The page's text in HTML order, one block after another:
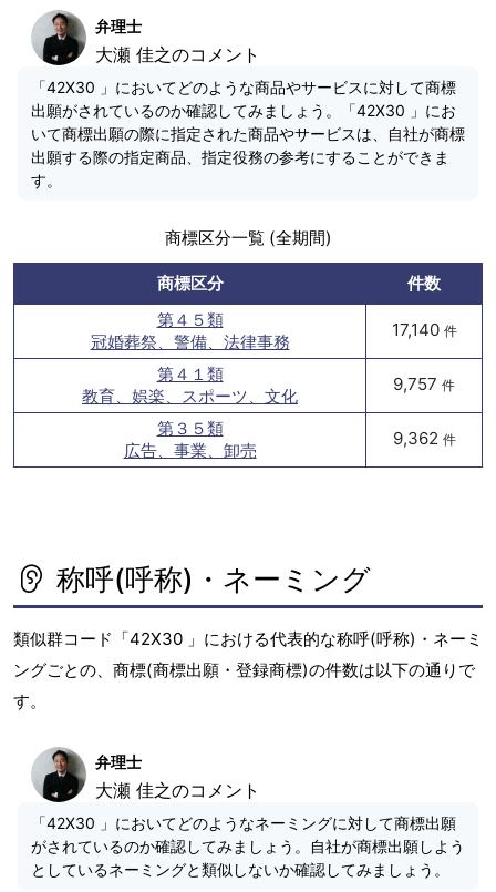
弁理士
大瀬 佳之のコメント
「42X30 」においてどのような商品やサービスに対して商標
出願がされているのか確認してみましょう。「42X30 」にお
いて商標出願の際に指定された商品やサービスは、自社が商標
出願する際の指定商品、指定役務の参考にすることができま
す。
商標区分一覧 (全期間)
商標区分
件数
第４５類
冠婚葬祭、警備、法律事務
17,140 件
第４１類
教育、娯楽、スポーツ、文化
9,757 件
第３５類
広告、事業、卸売
9,362 件
称呼(呼称)・ネーミング
類似群コード「42X30 」における代表的な称呼(呼称)・ネーミ
ングごとの、商標(商標出願・登録商標)の件数は以下の通りで
す。
弁理士
大瀬 佳之のコメント
「42X30 」においてどのようなネーミングに対して商標出願
がされているのか確認してみましょう。自社が商標出願しよう
としているネーミングと類似しないか確認してみましょう。